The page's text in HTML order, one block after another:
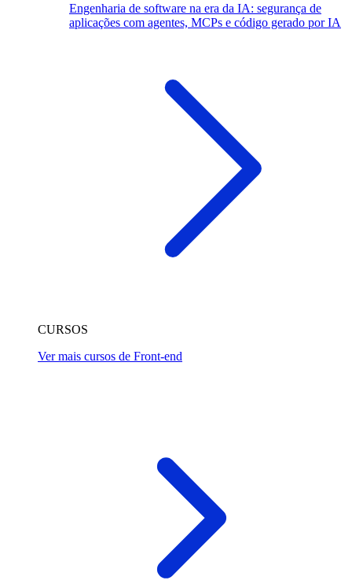
Engenharia de software na era da IA: segurança de
aplicações com agentes, MCPs e código gerado por IA
CURSOS
Ver mais cursos de Front-end